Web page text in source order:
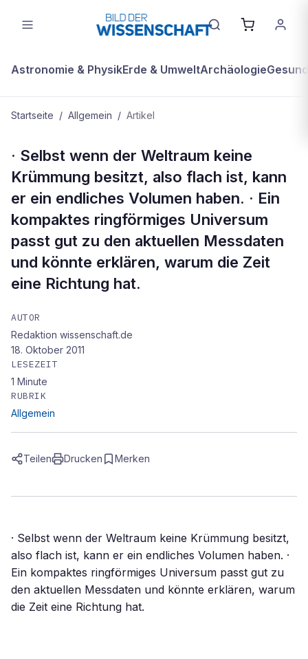
Astronomie & PhysikErde & UmweltArchäologie
Startseite / Allgemein / Artikel
KOMPAKT
· Selbst wenn der Weltraum keine
Krümmung besitzt, also flach ist, kann
er ein endliches Volumen haben. · Ein
kompaktes ringförmiges Universum
passt gut zu den aktuellen Messdaten
und könnte erklären, warum die Zeit
eine Richtung hat.
AUTOR
Redaktion wissenschaft.de
18. Oktober 2011
LESEZEIT
1 Minute
RUBRIK
Allgemein
Teilen Drucken Merken
· Selbst wenn der Weltraum keine Krümmung besitzt,
also flach ist, kann er ein endliches Volumen haben. ·
Ein kompaktes ringförmiges Universum passt gut zu
den aktuellen Messdaten und könnte erklären, warum
die Zeit eine Richtung hat.